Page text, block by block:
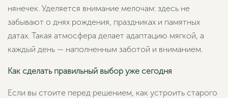
нянечек. Уделяется внимание мелочам: здесь не
забывают о днях рождения, праздниках и памятных
датах. Такая атмосфера делает адаптацию мягкой, а
каждый день — наполненным заботой и вниманием.
Как сделать правильный выбор уже сегодня
Если вы стоите перед решением, как устроить старого